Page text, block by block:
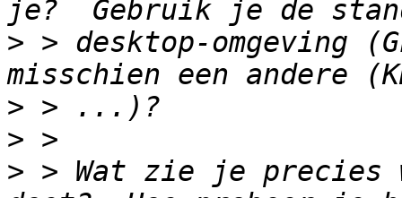
> > desktop-omgeving
>
>
> > Wat zie je precies